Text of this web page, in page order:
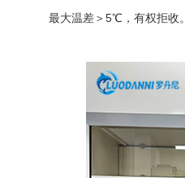
最大温差＞5℃，有权拒收。